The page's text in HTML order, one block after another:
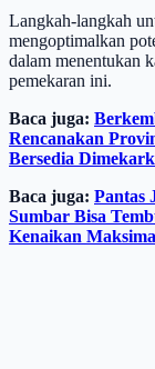
Langkah-langkah
mengoptimalkan
dalam menentukan
pemekaran ini.
Baca juga:
Rencanakan
Bersedia
Baca juga: Pantas
Sumbar Bisa
Kenaikan